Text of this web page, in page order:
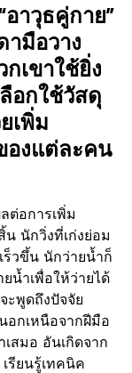
าวุธคู่กาย”
ามือวาง
เขาใช้ยิ่ง
อกใช้วัสดุ
เพิ่ม
องแต่ละคน
ต่อการเพิ่ม
นักวิ่งที่เก่งย่อม
ร็วขึ้น นักว่ายน้ำก็
น้ำเพื่อให้ว่ายได้
ะพูดถึงปัจจัย
อกเหนือจากฝีมือ
สมอ อันเกิดจาก
รียนรู้เทคนิค